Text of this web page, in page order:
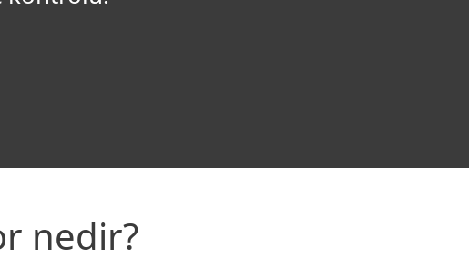
nedir?